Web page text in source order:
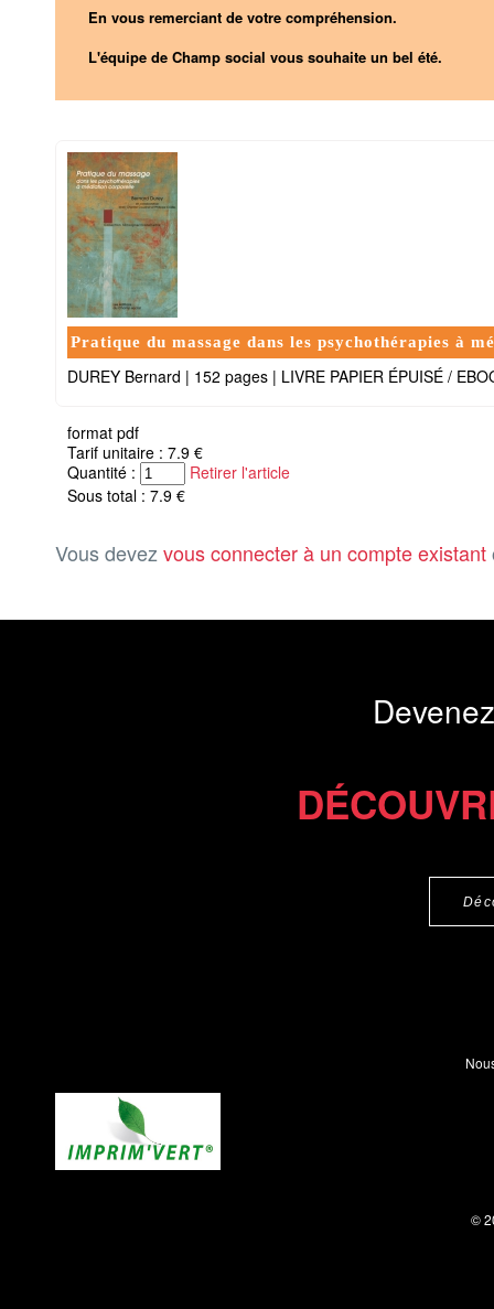
En vous remerciant de votre compréhension.
L'équipe de Champ social vous souhaite un bel été.
Pratique du massage dans les psychothérapies à
DUREY Bernard | 152 pages | LIVRE PAPIER ÉPUISÉ /
format pdf
Tarif unitaire : 7.9 €
Quantité :
Retirer l'article
Sous total : 7.9 €
Vous devez vous connecter à un compte existant
©